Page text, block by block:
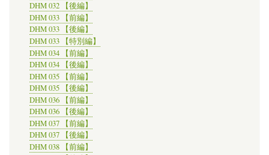
DHM 032 【後編】
DHM 033 【前編】
DHM 033 【後編】
DHM 033 【特別編】
DHM 034 【前編】
DHM 034 【後編】
DHM 035 【前編】
DHM 035 【後編】
DHM 036 【前編】
DHM 036 【後編】
DHM 037 【前編】
DHM 037 【後編】
DHM 038 【前編】